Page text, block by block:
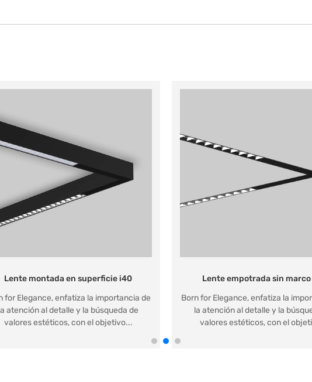
Lente montada en superficie i40
for Elegance, enfatiza la importancia de
atención al detalle y la búsqueda de
valores estéticos, con el objetivo...
Lente empotrada sin
Born for Elegance, enfatiza la
la atención al detalle y la
valores estéticos, con el